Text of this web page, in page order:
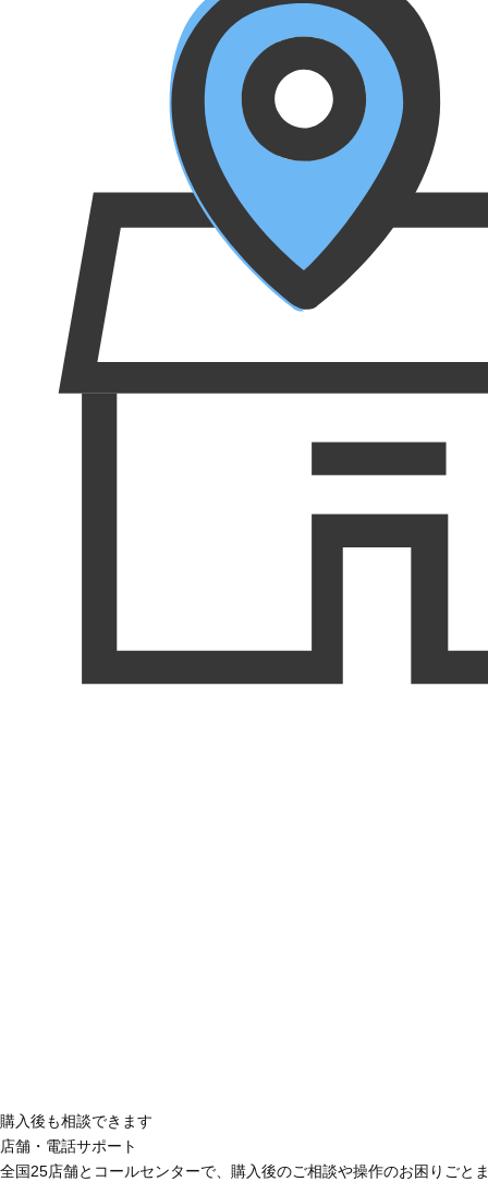
購入後も相談できます
店舗・電話サポート
全国25店舗とコールセンターで、購入後のご相談や操作のお困りごと